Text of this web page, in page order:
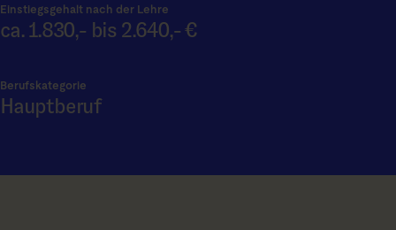
Einstiegsgehalt nach der Lehre
ca. 1.830,- bis 2.640,- €
Berufskategorie
Hauptberuf